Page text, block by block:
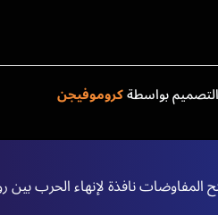
كروموفيجن
نافذة لإنهاء الحرب بين